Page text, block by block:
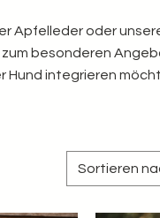
Apfelleder oder
besonderen
Hund integrieren
Sortieren